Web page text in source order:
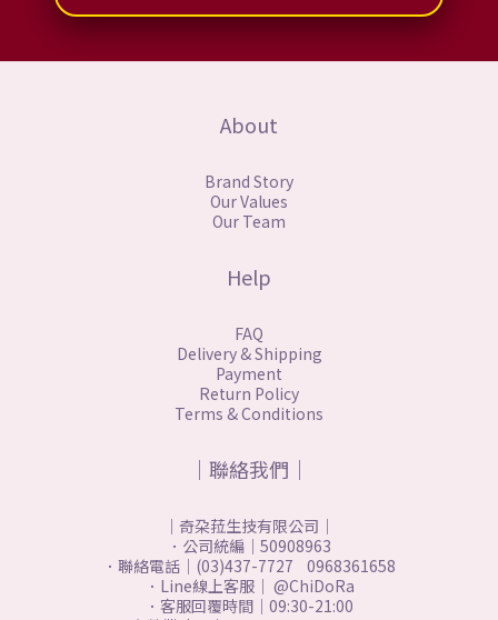
About
Brand Story
Our Values
Our Team
Help
FAQ
Delivery & Shipping
Payment
Return Policy
Terms & Conditions
｜聯絡我們｜
｜奇朶菈生技有限公司｜
．公司統編｜50908963
．聯絡電話｜(03)437-7727 0968361658
．Line線上客服｜ @ChiDoRa
．客服回覆時間｜09:30-21:00